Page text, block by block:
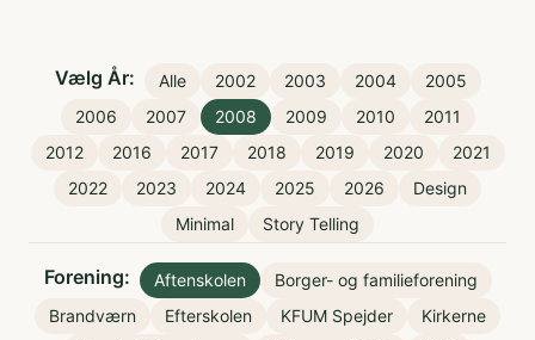
Vælg År: Alle 2002 2003 2004
2005
2006
2007 2008 2009 2010
2011
2012
2016 2017 2018 2019 2020
2021
2022
2023 2024 2025 2026
Design
Minimal
Story Telling
Forening: Aftenskolen
Borger- og familieforening
Brandværn
Efterskolen KFUM Spejder
Kirkerne